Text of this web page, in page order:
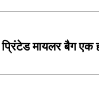
मायलर बैग एक